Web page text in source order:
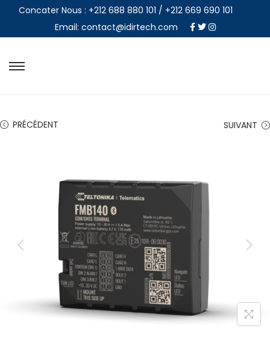
Concater Nous : +212 688 880 101 / +212 669 690 101
Email: contact@idirtech.com
PRÉCÉDENT SUIVANT